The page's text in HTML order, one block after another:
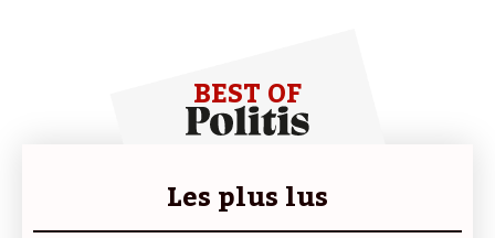
BEST OF
Les plus lus